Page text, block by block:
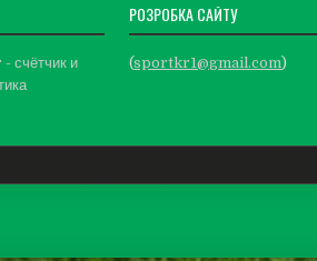
РОЗРОБКА САЙТУ
(sportkr1@gmail.com)